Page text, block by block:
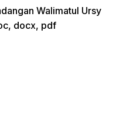
Walimatul Ursy
docx, pdf